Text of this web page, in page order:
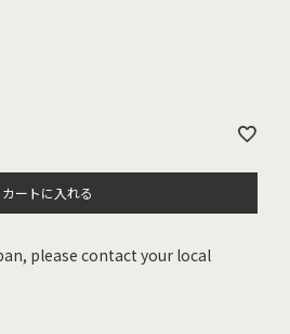
カートに入れる
please contact your local